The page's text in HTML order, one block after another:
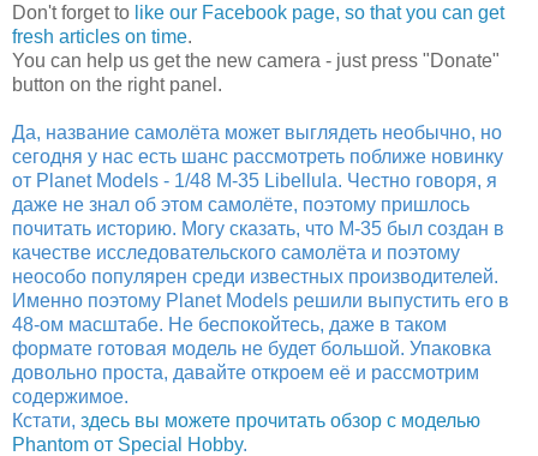
Don't forget to like our Facebook page, so that you can get
fresh articles on time.
You can help us get the new camera - just press "Donate"
button on the right panel.
Да, название самолёта может выглядеть необычно, но
сегодня у нас есть шанс рассмотреть поближе новинку
от Planet Models - 1/48 M-35 Libellula. Честно говоря, я
даже не знал об этом самолёте, поэтому пришлось
почитать историю. Могу сказать, что M-35 был создан в
качестве исследовательского самолёта и поэтому
неособо популярен среди известных производителей.
Именно поэтому Planet Models решили выпустить его в
48-ом масштабе. Не беспокойтесь, даже в таком
формате готовая модель не будет большой. Упаковка
довольно проста, давайте откроем её и рассмотрим
содержимое.
Кстати, здесь вы можете прочитать обзор с моделью
Phantom от Special Hobby.